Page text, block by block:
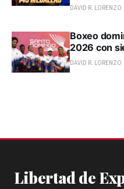
DAVID R. LORENZO
Boxeo
2026 con
DAVID R. LORENZO
Libertad de